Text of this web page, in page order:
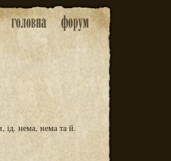
ід. нема, нема та й.